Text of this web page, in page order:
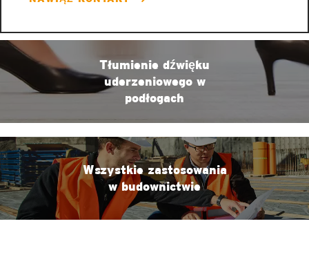
Tłumienie dźwięku
uderzeniowego w
podłogach
Wszystkie zastosowania
w budownictwie